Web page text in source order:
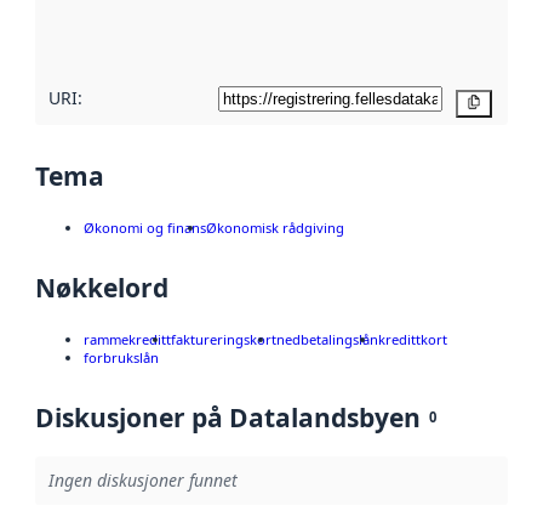
URI:
Tema
Økonomi og finansØkonomisk rådgiving
Nøkkelord
rammekredittfaktureringskortnedbetalingslånkredittkort
forbrukslån
Diskusjoner på Datalandsbyen 0
Ingen diskusjoner funnet